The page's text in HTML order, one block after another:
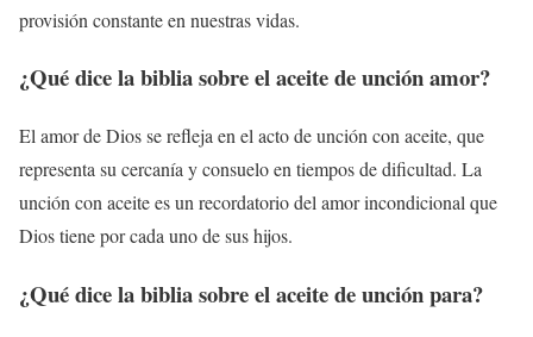
provisión constante en nuestras vidas.
¿Qué dice la biblia sobre el aceite de unción amor?
El amor de Dios se refleja en el acto de unción con aceite, que
representa su cercanía y consuelo en tiempos de dificultad. La
unción con aceite es un recordatorio del amor incondicional que
Dios tiene por cada uno de sus hijos.
¿Qué dice la biblia sobre el aceite de unción para?